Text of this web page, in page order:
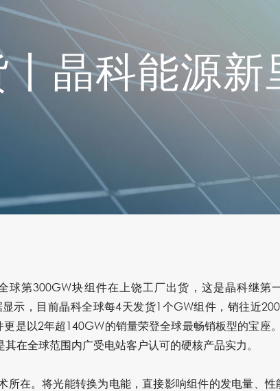
晶科能源新
第300GW块组件在上饶工厂出货，这是晶科继第
示，目前晶科全球每4天发货1个GW组件，销往近
是以2年超140GW的销量荣登全球最畅销板型的宝座
在全球范围内广受电站客户认可的硬核产品实力。
所在。将光能转换为电能，直接影响组件的发电量、